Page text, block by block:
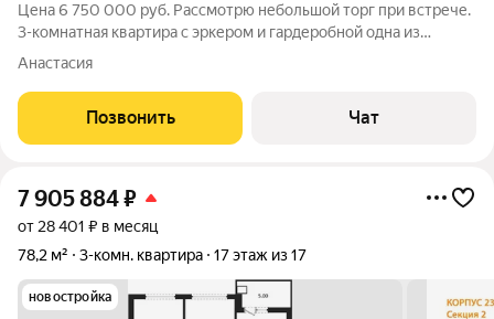
Цена 6 750 000 руб. Рассмотрю небольшой торг при встрече.
3-комнатная квартира с эркером и гардеробной одна из
лучших планировок в ЖК «Ласточкино» Собственник. Без
готовность к сделке. Если вы
Анастасия
Позвонить Чат
7 905 884₽
от 28 401 ₽ в месяц
78,2 м²
3-комн. квартира 17 этаж из 17
новостройка